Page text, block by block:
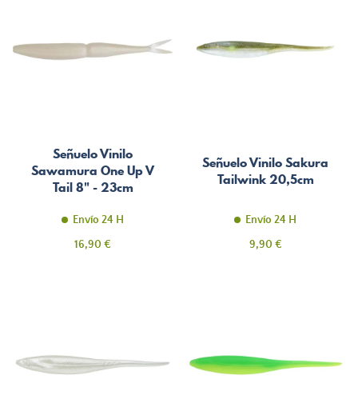
Señuelo Vinilo
Sawamura One Up V
Tail 8" - 23cm
Envío 24 H
Precio
16,90 €
Señuelo Vinilo Sakura
Tailwink 20,5cm
Envío 24 H
Precio
9,90 €